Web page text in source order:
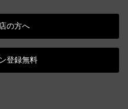
の方へ
登録無料